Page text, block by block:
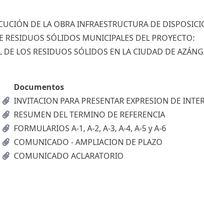
DE LA OBRA INFRAESTRUCTURA DE
SÓLIDOS MUNICIPALES DEL PROYECTO:
LOS RESIDUOS SÓLIDOS EN LA CIUDAD DE
Documentos
INVITACION PARA PRESENTAR EXPRESION DE
RESUMEN DEL TERMINO DE REFERENCIA
FORMULARIOS A-1, A-2, A-3, A-4, A-5 y A-6
COMUNICADO - AMPLIACION DE PLAZO
COMUNICADO ACLARATORIO